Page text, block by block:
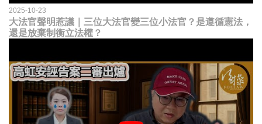
2025-10-23
大法官聲明惹議｜三位大法官變三位小法官？是遵循憲法，
還是放棄制衡立法權？